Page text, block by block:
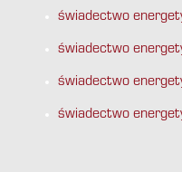
świadectwo
świadectwo
świadectwo
świadectwo